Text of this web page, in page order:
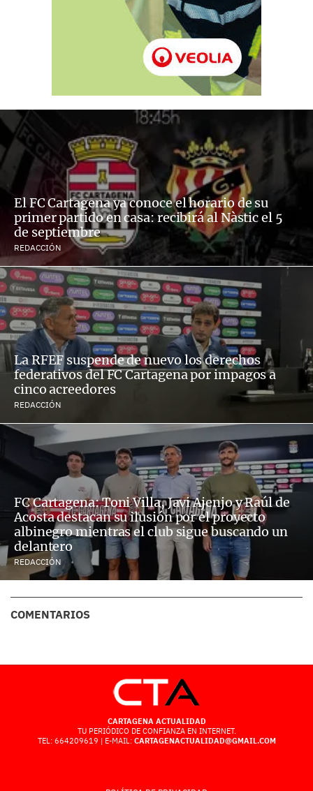
El FC Cartagena ya conoce el horario de su
primer partido en casa: recibirá al Nàstic el 5
de septiembre
REDACCIÓN
La RFEF suspende de nuevo los derechos
federativos del FC Cartagena por impagos a
cinco acreedores
REDACCIÓN
FC Cartagena: Toni Villa, Javi Ajenjo y Raúl de
Acosta destacan su ilusión por el proyecto
albinegro mientras el club sigue buscando un
delantero
REDACCIÓN
COMENTARIOS
CARTAGENA ACTUALIDAD
TU PERIÓDICO DE CONFIANZA EN INTERNET.
TEL: 664209619 | E-MAIL: CARTAGENACTUALIDAD@GMAIL.COM